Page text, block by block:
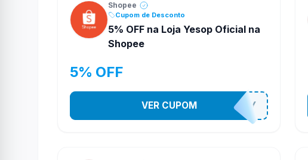
Shopee
Cupom de Desconto
5% OFF na Loja Yesop Oficial na
Shopee
5% OFF
YESO274Y
VER CUPOM